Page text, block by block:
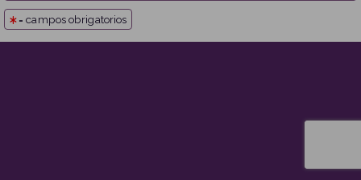
= campos obrigatorios